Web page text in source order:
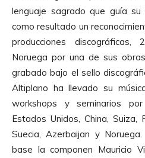
lenguaje sagrado que guía su
como resultado un
producciones
Noruega por una de sus
grabado bajo el sello
Altiplano ha llevado su
workshops y seminarios
Estados Unidos, China, Suiza,
Suecia, Azerbaijan y
base la componen Mauricio